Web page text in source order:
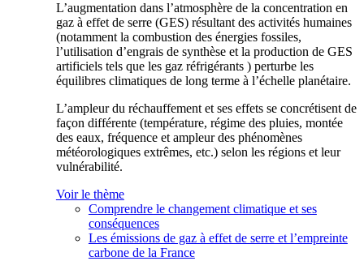
L’augmentation dans l’atmosphère de la concentration en
gaz à effet de serre (GES) résultant des activités humaines
(notamment la combustion des énergies fossiles,
l’utilisation d’engrais de synthèse et la production de GES
artificiels tels que les gaz réfrigérants ) perturbe les
équilibres climatiques de long terme à l’échelle planétaire.
L’ampleur du réchauffement et ses effets se concrétisent de
façon différente (température, régime des pluies, montée
des eaux, fréquence et ampleur des phénomènes
météorologiques extrêmes, etc.) selon les régions et leur
vulnérabilité.
Voir le thème
Comprendre le changement climatique et ses
conséquences
Les émissions de gaz à effet de serre et l’empreinte
carbone de la France